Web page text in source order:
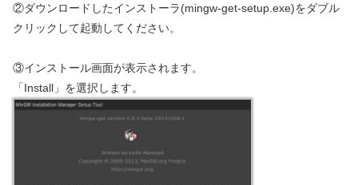
②ダウンロードしたインストーラ(mingw-get-setup.exe)をダブル
クリックして起動してください。
③インストール画面が表示されます。
「Install」を選択します。